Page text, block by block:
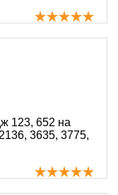
123, 652 на
3635, 3775,